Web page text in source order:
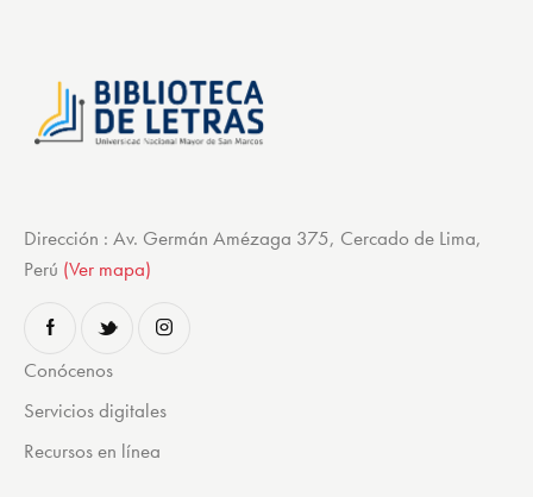
Dirección : Av. Germán Amézaga 375, Cercado de Lima,
Perú (Ver mapa)
Conócenos
Servicios digitales
Recursos en línea